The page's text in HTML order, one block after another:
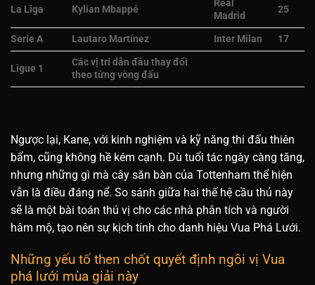
La Liga Kylian Mbappé
Real
Madrid
25
Serie A Lautaro Martínez Inter Milan 17
Ligue 1
Các vị trí dẫn đầu thay đổi
theo từng vòng đấu
Ngược lại, Kane, với kinh nghiệm và kỹ năng thi đấu thiên
bẩm, cũng không hề kém cạnh. Dù tuổi tác ngày càng tăng,
nhưng những gì mà cây săn bàn của Tottenham thể hiện
vẫn là điều đáng nể. So sánh giữa hai thế hệ cầu thủ này
sẽ là một bài toán thú vị cho các nhà phân tích và người
hâm mộ, tạo nên sự kịch tính cho danh hiệu Vua Phá Lưới.
Những yếu tố then chốt quyết định ngôi vị Vua
phá lưới mùa giải này